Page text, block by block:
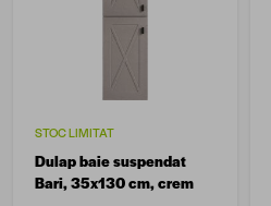
STOC LIMITAT
Dulap baie suspendat
Bari, 35x130 cm, crem